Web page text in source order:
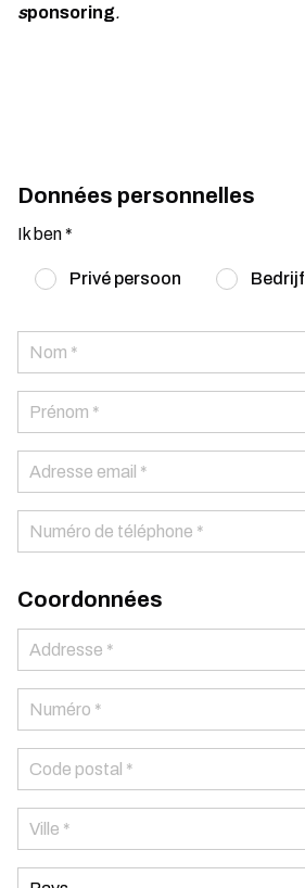
sponsoring.
Données personnelles
Ik ben *
Privé persoon Bedrijf
Coordonnées